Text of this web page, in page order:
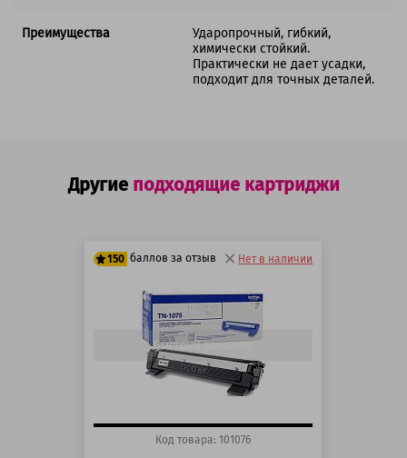
Преимущества
Ударопрочный, гибкий,
химически стойкий.
Практически не дает усадки,
подходит для точных деталей.
Другие подходящие картриджи
150 баллов за отзыв
125 баллов
150 баллов
Нет в наличии
Быстрый просмотр
Код товара: 101076